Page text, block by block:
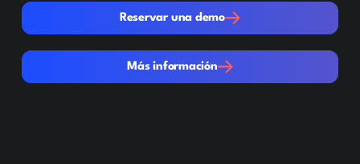
Reservar una demo
Reservar una demo
Más información
Más información